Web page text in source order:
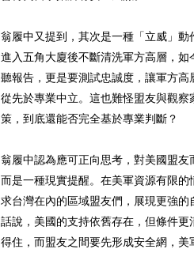
翁履中又提到，其次是一種「立威」
進入五角大廈後不斷清洗軍方高層，
聽報告，更是要測試忠誠度，讓軍方
從先於專業中立。這也難怪盟友與觀
策，到底還能否完全基於專業判斷？
翁履中認為應可正向思考，對美國盟
而是一種現實提醒。在美軍資源有限
求台灣在內的區域盟友們，展現更強
話說，美國的支持依舊存在，但條件
得住，而盟友之間要先形成安全網，